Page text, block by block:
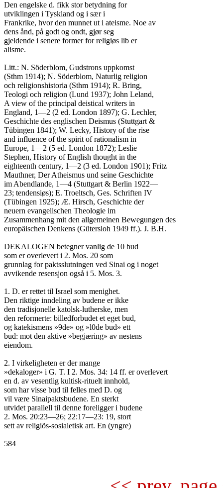
Den engelske d. fikk stor betydning for
utviklingen i Tyskland og i sær i
Frankrike, hvor den munnet ut i ateisme. Noe av
dens ånd, på godt og ondt, gjør seg
gjeldende i senere former for religiøs lib er
alisme.
Litt.: N. Söderblom, Gudstrons uppkomst
(Sthm 1914); N. Söderblom, Naturlig religion
och religionshistoria (Sthm 1914); R. Bring,
Teologi och religion (Lund 1937); John Leland,
A view of the principal deistical writers in
England, 1—2 (2 ed. London 1897); G. Lechler,
Geschichte des englischen Deismus (Stuttgart &
Tübingen 1841); W. Lecky, History of the rise
and influence of the spirit of rationalism in
Europe, 1—2 (5 ed. London 1872); Leslie
Stephen, History of English thought in the
eighteenth century, 1—2 (3 ed. London 1901); Fritz
Mauthner, Der Atheismus und seine Geschichte
im Abendlande, 1—4 (Stuttgart & Berlin 1922—
23; tendensiøs); E. Troeltsch, Ges. Schriften IV
(Tübingen 1925); Æ. Hirsch, Geschichte der
neuern evangelischen Theologie im
Zusammenhang mit den allgemeinen Bewegungen des
europäischen Denkens (Gütersloh 1949 ff.). J. B.H.
DEKALOGEN betegner vanlig de 10 bud
som er overlevert i 2. Mos. 20 som
grunnlag for paktsslutningen ved Sinai og i noget
avvikende resensjon også i 5. Mos. 3.
1. D. er rettet til Israel som menighet.
Den riktige inndeling av budene er ikke
den tradisjonelle katolsk-lutherske, men
den reformerte: billedforbudet et eget bud,
og katekismens »9de» og »l0de bud» ett
bud: mot den aktive »begjæring» av nestens
eiendom.
2. I virkeligheten er der mange
»dekaloger» i G. T. I 2. Mos. 34: 14 ff. er overlevert
en d. av vesentlig kultisk-rituelt innhold,
som har visse bud til felles med D. og
vil være Sinaipaktsbudene. En sterkt
utvidet parallell til denne foreligger i budene
2. Mos. 20:23—26; 22:17—23: 19, stort
sett av religiös-sosialetisk art. En (yngre)
584